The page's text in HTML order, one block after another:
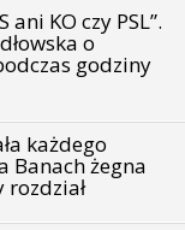
KO czy PSL”.
o
godziny
każdego
Banach żegna
rozdział